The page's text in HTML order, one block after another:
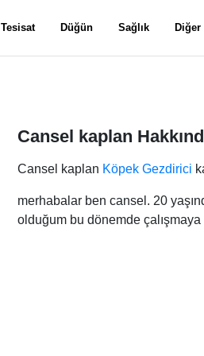
Tesisat Düğün Sağlık Diğer
Cansel kaplan
Cansel kaplan Köpek Gezdirici
merhabalar ben cansel. 20
olduğum bu dönemde çalışmaya